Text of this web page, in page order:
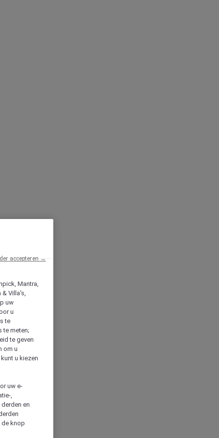
Mantra,
& Villa's,
uw
u
te
te meten;
te geven
om u
u kiezen
uw e-
,
en
de knop
accepteren →